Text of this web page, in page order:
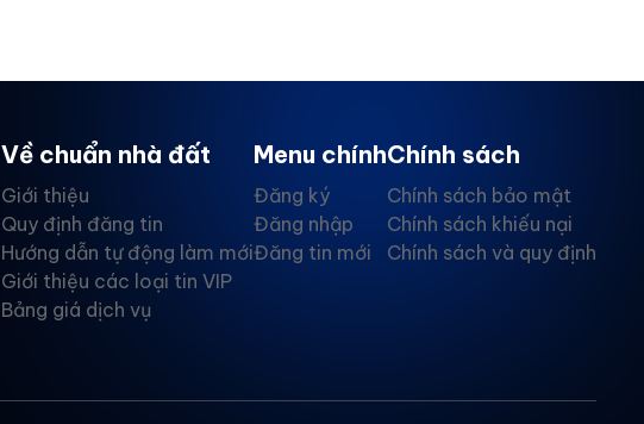
Về chuẩn nhà đất
Giới thiệu
Quy định đăng tin
Hướng dẫn tự động làm mới
Giới thiệu các loại tin VIP
Bảng giá dịch vụ
Menu chính
Đăng ký
Đăng nhập
Đăng tin mới
Chính sách
Chính sách bảo mật
Chính sách khiếu nại
Chính sách và quy định